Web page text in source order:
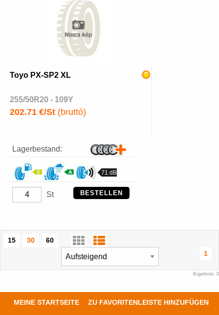
Toyo PX-SP2 XL
255/50R20 - 109Y
202.71 €/St (bruttó)
Lagerbestand:
71 dB
St BESTELLEN
15 30
60
1
Ergebnis: 3
MEINE STARTSEITE ZU FAVORITENLEISTE HINZUFÜGEN